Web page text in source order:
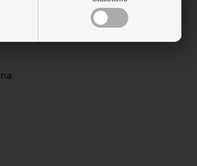
under overvågning